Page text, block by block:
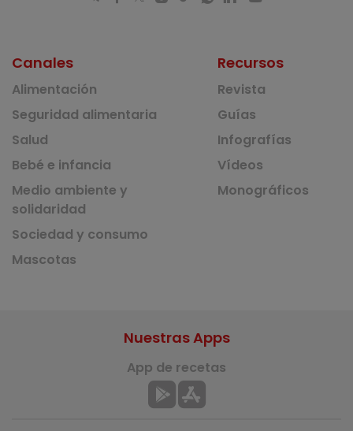
Canales
Alimentación
Seguridad alimentaria
Salud
Bebé e infancia
Medio ambiente y
solidaridad
Sociedad y consumo
Mascotas
Recursos
Revista
Guías
Infografías
Vídeos
Monográficos
Nuestras Apps
App de recetas